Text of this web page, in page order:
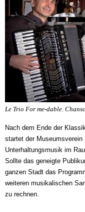
Le Trio For me-dable.
Nach dem Ende der
startet der
Unterhaltungsmusik im
Sollte das geneigte
ganzen Stadt das
weiteren musikalischen
zu rechnen.